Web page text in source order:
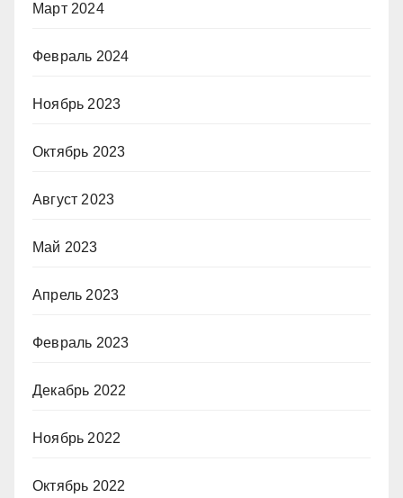
Март 2024
Февраль 2024
Ноябрь 2023
Октябрь 2023
Август 2023
Май 2023
Апрель 2023
Февраль 2023
Декабрь 2022
Ноябрь 2022
Октябрь 2022